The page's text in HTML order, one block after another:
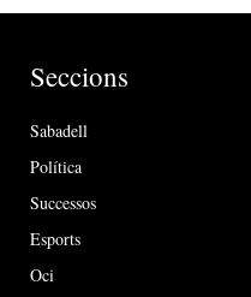
Seccions
Sabadell
Política
Successos
Esports
Oci